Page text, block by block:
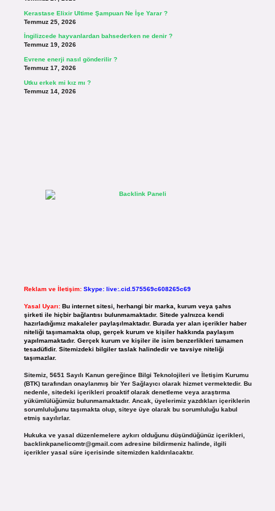
Kerastase Elixir Ultime Şampuan Ne İşe Yarar ?
Temmuz 25, 2026
İngilizcede hayvanlardan bahsederken ne denir ?
Temmuz 19, 2026
Evrene enerji nasıl gönderilir ?
Temmuz 17, 2026
Utku erkek mi kız mı ?
Temmuz 14, 2026
Reklam ve İletişim: Skype: live:.cid.575569c608265c69
Yasal Uyarı: Bu internet sitesi, herhangi bir marka, kurum veya şahıs
şirketi ile hiçbir bağlantısı bulunmamaktadır. Sitede yalnızca kendi
hazırladığımız makaleler paylaşılmaktadır. Burada yer alan içerikler haber
niteliği taşımamakta olup, gerçek kurum ve kişiler hakkında paylaşım
yapılmamaktadır. Gerçek kurum ve kişiler ile isim benzerlikleri tamamen
tesadüfidir. Sitemizdeki bilgiler taslak halindedir ve tavsiye niteliği
taşımazlar.
Sitemiz, 5651 Sayılı Kanun gereğince Bilgi Teknolojileri ve İletişim Kurumu
(BTK) tarafından onaylanmış bir Yer Sağlayıcı olarak hizmet vermektedir. Bu
nedenle, sitedeki içerikleri proaktif olarak denetleme veya araştırma
yükümlülüğümüz bulunmamaktadır. Ancak, üyelerimiz yazdıkları içeriklerin
sorumluluğunu taşımakta olup, siteye üye olarak bu sorumluluğu kabul
etmiş sayılırlar.
Hukuka ve yasal düzenlemelere aykırı olduğunu düşündüğünüz içerikleri,
backlinkpanelicomtr@gmail.comadresine bildirmeniz halinde, ilgili
içerikler yasal süre içerisinde sitemizden kaldırılacaktır.